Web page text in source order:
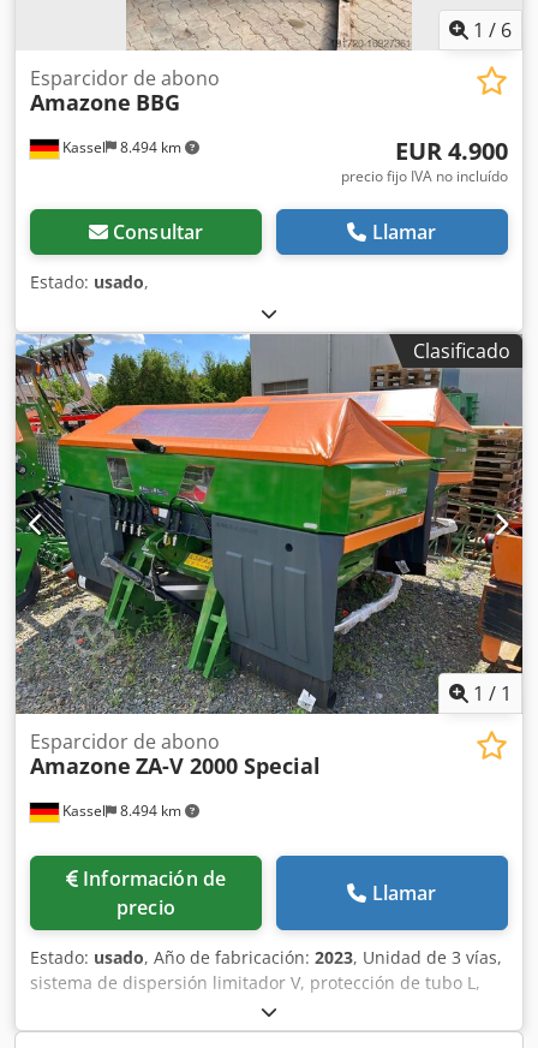
1 / 6
Kassel 8.494 km
Esparcidor de abono
Amazone BBG
EUR 4.900
precio fijo IVA no incluído
Consultar Llamar
Estado: usado,
Clasificado
1 / 1
Kassel 8.494 km
Esparcidor de abono
Amazone ZA-V 2000 Special
Información de
precio
Llamar
Estado: usado, Año de fabricación: 2023, Unidad de 3 vías,
sistema de dispersión limitador V, protección de tubo L,
indicador mecánico/posición del mecanismo de dispersión
ZA-V, superestructura de tolva S 2000, componentes de